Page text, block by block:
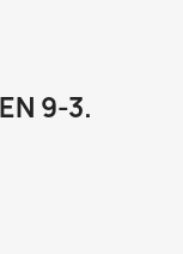
9-3.